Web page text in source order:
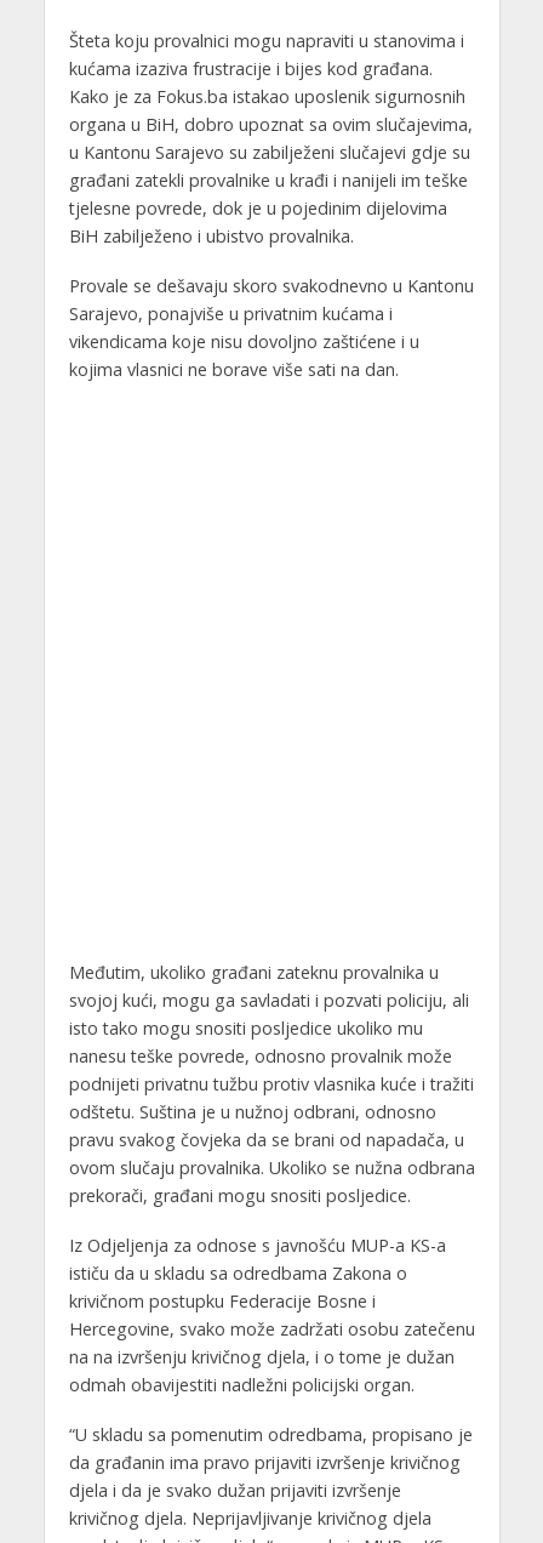
Šteta koju provalnici mogu napraviti u stanovima i
kućama izaziva frustracije i bijes kod građana.
Kako je za Fokus.ba istakao uposlenik sigurnosnih
organa u BiH, dobro upoznat sa ovim slučajevima,
u Kantonu Sarajevo su zabilježeni slučajevi gdje su
građani zatekli provalnike u krađi i nanijeli im teške
tjelesne povrede, dok je u pojedinim dijelovima
BiH zabilježeno i ubistvo provalnika.
Provale se dešavaju skoro svakodnevno u Kantonu
Sarajevo, ponajviše u privatnim kućama i
vikendicama koje nisu dovoljno zaštićene i u
kojima vlasnici ne borave više sati na dan.
Međutim, ukoliko građani zateknu provalnika u
svojoj kući, mogu ga savladati i pozvati policiju, ali
isto tako mogu snositi posljedice ukoliko mu
nanesu teške povrede, odnosno provalnik može
podnijeti privatnu tužbu protiv vlasnika kuće i tražiti
odštetu. Suština je u nužnoj odbrani, odnosno
pravu svakog čovjeka da se brani od napadača, u
ovom slučaju provalnika. Ukoliko se nužna odbrana
prekorači, građani mogu snositi posljedice.
Iz Odjeljenja za odnose s javnošću MUP-a KS-a
ističu da u skladu sa odredbama Zakona o
krivičnom postupku Federacije Bosne i
Hercegovine, svako može zadržati osobu zatečenu
na na izvršenju krivičnog djela, i o tome je dužan
odmah obavijestiti nadležni policijski organ.
“U skladu sa pomenutim odredbama, propisano je
da građanin ima pravo prijaviti izvršenje krivičnog
djela i da je svako dužan prijaviti izvršenje
krivičnog djela. Neprijavljivanje krivičnog djela